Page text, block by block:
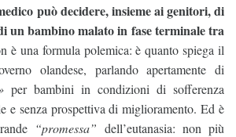
può decidere, insieme ai genitori, di
un bambino malato in fase terminale tra
è una formula polemica: è quanto spiega il
olandese, parlando apertamente di
per bambini in condizioni di sofferenza
e senza prospettiva di miglioramento. Ed è
“promessa” dell’eutanasia: non più